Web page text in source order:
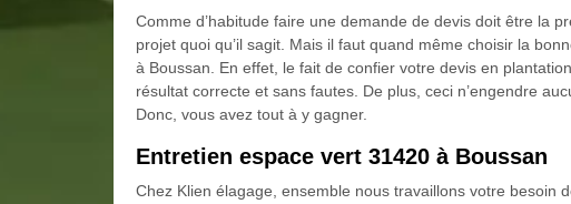
Comme d’habitude faire une demande de devis doit être la
projet quoi qu’il sagit. Mais il faut quand même choisir la
à Boussan. En effet, le fait de confier votre devis en
résultat correcte et sans fautes. De plus, ceci n’engendre
Donc, vous avez tout à y gagner.
Entretien espace vert 31420 à Boussan
Chez Klien élagage, ensemble nous travaillons votre besoin